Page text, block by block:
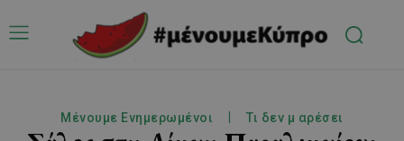
Μένουμε Ενημερωμένοι Τι δεν μ αρέσει